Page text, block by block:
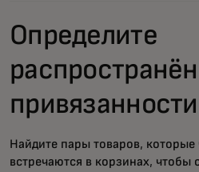
Определите
привязанности
Найдите пары товаров, которые
встречаются в корзинах, чтобы